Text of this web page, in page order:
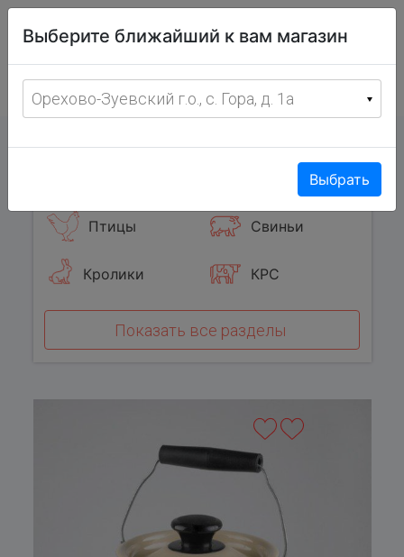
фермерских
товаров
с 8:00 до 19:00 ежедневно
Птицы Свиньи
Кролики КРС
Показать все разделы
Выберите ближайший к вам магазин
Орехово-Зуевский г.о., с. Гора, д. 1а
Выбрать